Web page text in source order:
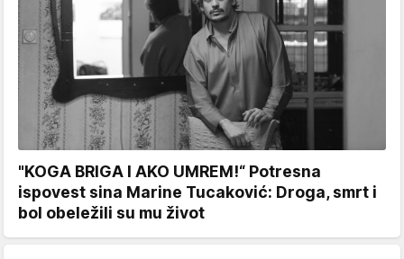
"KOGA BRIGA I AKO UMREM!“ Potresna
ispovest sina Marine Tucaković: Droga, smrt i
bol obeležili su mu život